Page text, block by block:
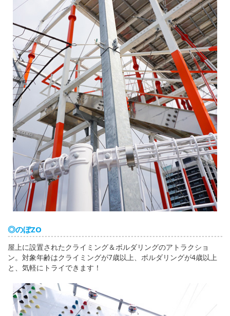
◎のぼZO
屋上に設置されたクライミング＆ボルダリングのアトラクショ
ン。対象年齢はクライミングが7歳以上、ボルダリングが4歳以上
と、気軽にトライできます！